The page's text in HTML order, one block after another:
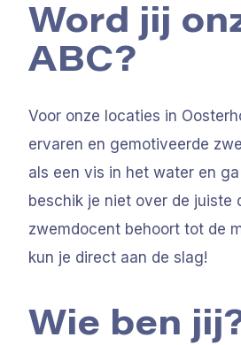
Word jij
ABC?
Voor onze locaties in
ervaren en gemotiveerde
als een vis in het water en
beschik je niet over de juiste
zwemdocent behoort tot de
kun je direct aan de slag!
Wie ben